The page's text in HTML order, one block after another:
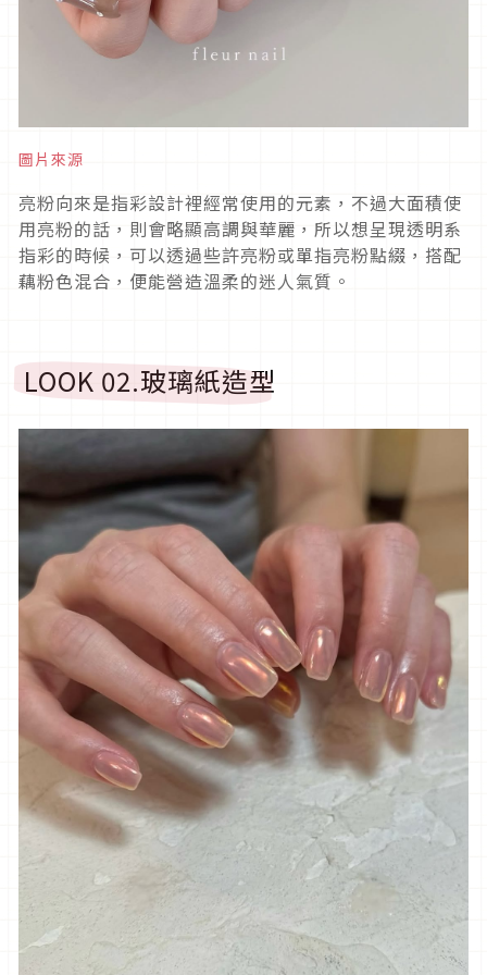
圖片來源
亮粉向來是指彩設計裡經常使用的元素，不過大面積使
用亮粉的話，則會略顯高調與華麗，所以想呈現透明系
指彩的時候，可以透過些許亮粉或單指亮粉點綴，搭配
藕粉色混合，便能營造溫柔的迷人氣質。
LOOK 02.玻璃紙造型